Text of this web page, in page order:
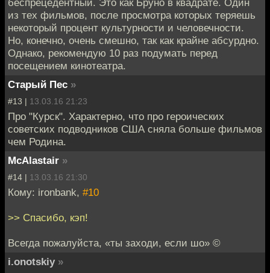
из тех фильмов, после просмотра которых теряешь
некоторый процент культурности и человечности.
Но, конечно, очень смешно, так как крайне абсурдно.
Однако, рекомендую 10 раз подумать перед
посещением кинотеатра.
Старый Пес »
#13 | 13.03.16 21:23
Про "Курск". Характерно, что про героических
советских подводников США сняла больше фильмов
чем Родина.
McAlastair »
#14 | 13.03.16 21:30
Кому: ironbank, #10
>> Спасибо, кэп!
Всегда пожалуйста, «ты заходи, если шо» ©
i.onotskiy »